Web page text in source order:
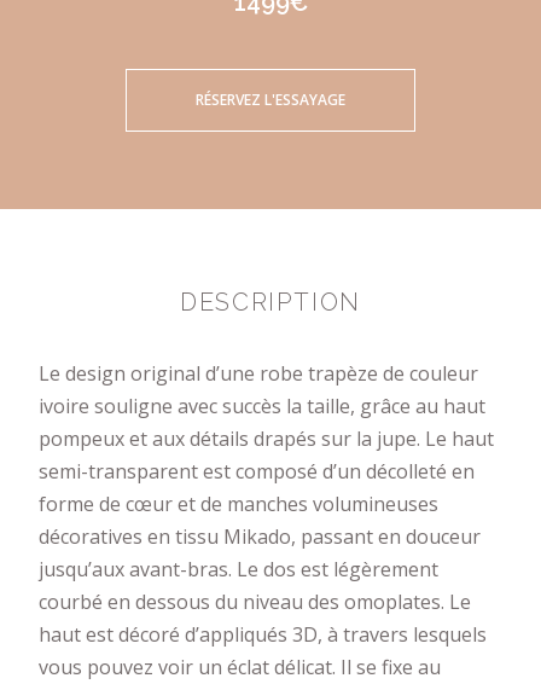
RÉSERVEZ L'ESSAYAGE
DESCRIPTION
Le design original d’une robe trapèze de couleur
ivoire souligne avec succès la taille, grâce au haut
pompeux et aux détails drapés sur la jupe. Le haut
semi-transparent est composé d’un décolleté en
forme de cœur et de manches volumineuses
décoratives en tissu Mikado, passant en douceur
jusqu’aux avant-bras. Le dos est légèrement
courbé en dessous du niveau des omoplates. Le
haut est décoré d’appliqués 3D, à travers lesquels
vous pouvez voir un éclat délicat. Il se fixe au